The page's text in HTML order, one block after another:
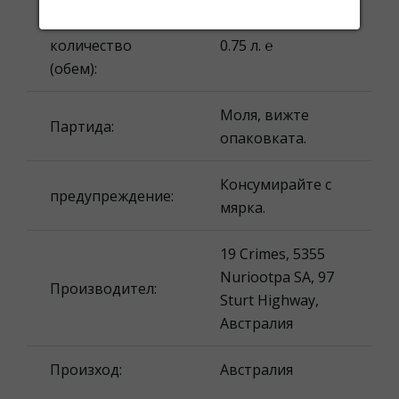
количество
(обем):
0.75 л. ℮
Партида:
Моля, вижте
опаковката.
предупреждение:
Консумирайте с
мярка.
Производител:
19 Crimes, 5355
Nuriootpa SA, 97
Sturt Highway,
Австралия
Произход: Австралия